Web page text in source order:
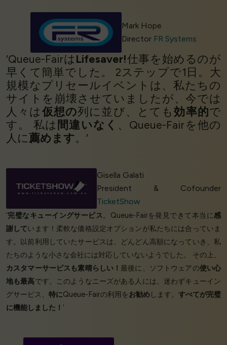
Mark Hope
Director FR Systems
‘Queue-Fairは Lifesaver!仕事を始めるのが
早くて簡単でした。 2ステップで1日。大
規模なプリセールイベントは、私たちの
サイトを崩壊させていましたが、今では
人々は 仮想の列に並び、とても効率的で
す。 私は 間違いなく 、Queue-Fairを他の
人に薦めます。’
Gisella Galati
President & Cofounder
TicketShow
‘完璧なキューイングサービス。Queue-Fairを発見できて本当に感
謝しています！柔軟な価格設定オプションが私たちには合っていま
す。以前利用していたサービスは、どんどん高額になっていき、私
たちのような小さな会社には対応していないようでした。 その上、
カスタマーサービスも素晴らしい！ 最後に、ソフトウェアの使い心
地も最高です。このようなニーズがある人には、迷わずキューイン
グサービス、 特にQueue-Fairの利用をお勧めします。 すべてが完璧
に機能しました！ ’